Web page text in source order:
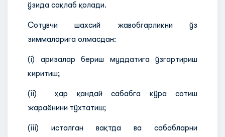
ўзида сақлаб қолади.
Сотувчи шахсий жавобгарликни ўз
зиммаларига олмасдан:
(i) аризалар бериш муддатига ўзгартириш
киритиш;
(ii) ҳар қандай сабабга кўра сотиш
жараёнини тўхтатиш;
(iii) исталган вақтда ва сабабларни